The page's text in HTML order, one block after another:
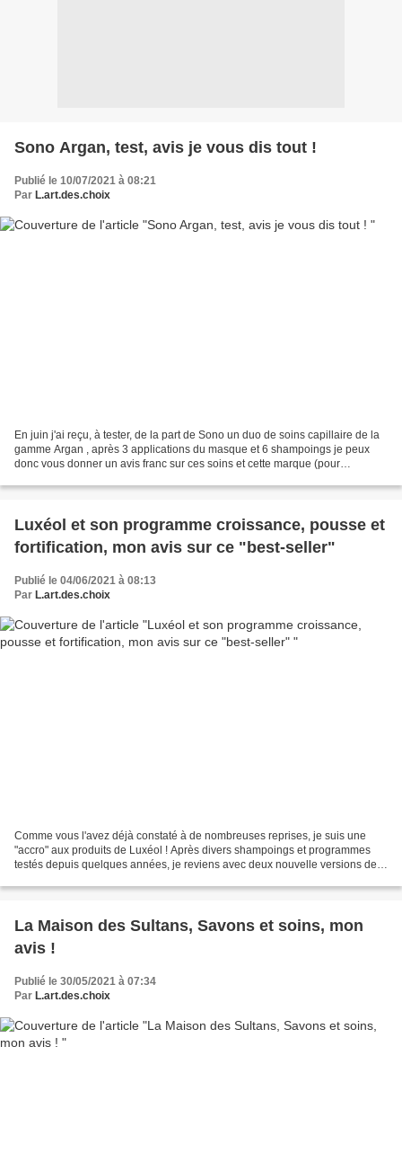
Sono Argan, test, avis je vous dis tout !
Publié le 10/07/2021 à 08:21
Par L.art.des.choix
En juin j'ai reçu, à tester, de la part de Sono un duo de soins capillaire de la
gamme Argan , après 3 applications du masque et 6 shampoings je peux
donc vous donner un avis franc sur ces soins et cette marque (pour
Luxéol et son programme croissance, pousse et
fortification, mon avis sur ce "best-seller"
Publié le 04/06/2021 à 08:13
Par L.art.des.choix
Comme vous l'avez déjà constaté à de nombreuses reprises, je suis une
"accro" aux produits de Luxéol ! Après divers shampoings et programmes
testés depuis quelques années, je reviens avec deux nouvelle versions de
La Maison des Sultans, Savons et soins, mon
avis !
Publié le 30/05/2021 à 07:34
Par L.art.des.choix